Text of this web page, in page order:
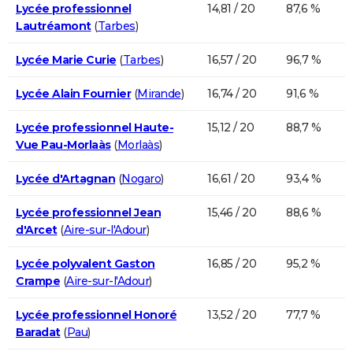
Lycée professionnel
Lautréamont(Tarbes)
14,81 / 20 87,6 %
Lycée Marie Curie (Tarbes) 16,57 / 20 96,7 %
Lycée Alain Fournier(Mirande) 16,74 / 20 91,6 %
Lycée professionnel Haute-
Vue Pau-Morlaàs(Morlaàs)
15,12 / 20 88,7 %
Lycée d'Artagnan (Nogaro) 16,61 / 20 93,4 %
Lycée professionnel Jean
d'Arcet(Aire-sur-l'Adour)
15,46 / 20 88,6 %
Lycée polyvalent Gaston
Crampe (Aire-sur-l'Adour)
16,85 / 20 95,2 %
Lycée professionnel Honoré
Baradat(Pau)
13,52 / 20 77,7 %